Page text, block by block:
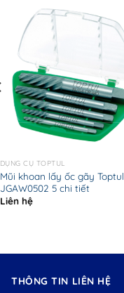
DỤNG CỤ TOPTUL
Mũi khoan lấy ốc gãy Toptul
JGAW0502 5 chi tiết
Liên hệ
THÔNG TIN LIÊN HỆ